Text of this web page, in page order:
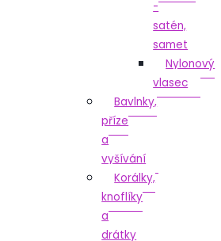
-
satén,
samet
Nylonový
vlasec
Bavlnky,
příze
a
vyšívání
Korálky,
knoflíky
a
drátky